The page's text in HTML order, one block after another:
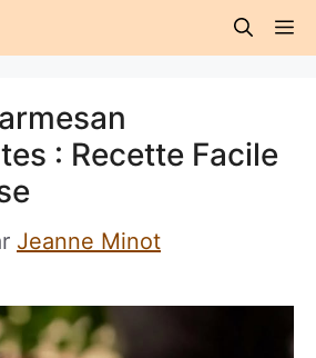
: Recette Facile
Jeanne Minot